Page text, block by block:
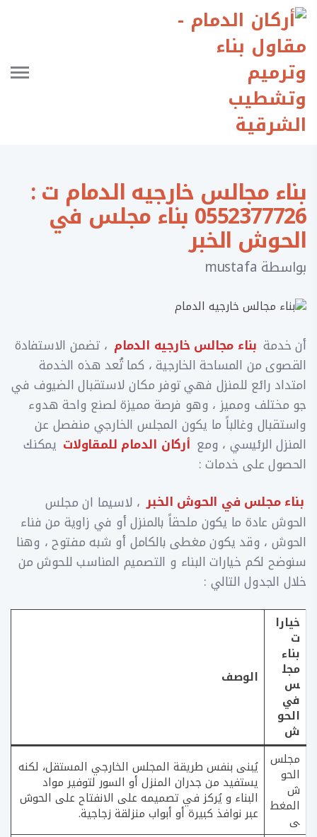
بناء مجالس خارجيه الدمام ت :
0552377726 بناء مجلس في
الحوش الخبر
بواسطة mustafa
أن خدمة بناء مجالس خارجيه الدمام ، تضمن الاستفادة
القصوى من المساحة الخارجية ، كما تُعد هذه الخدمة
امتداد رائع للمنزل فهي توفر مكان لاستقبال الضيوف في
جو مختلف ومميز ، وهو فرصة مميزة لصنع واحة هدوء
واستقبال وغالباً ما يكون المجلس الخارجي منفصل عن
المنزل الرئيسي ، ومع أركان الدمام للمقاولات يمكنك
الحصول على خدمات :
بناء مجلس في الحوش الخبر ، لاسيما ان مجلس
الحوش عادة ما يكون ملحقاً بالمنزل أو في زاوية من فناء
الحوش ، وقد يكون مغطى بالكامل أو شبه مفتوح ، وهنا
سنوضح لكم خيارات البناء و التصميم المناسب للحوش من
خلال الجدول التالي :
خيارا
ت
بناء
مجل
س
في
الحو
ش
الوصف
مجلس
الحو
ش
المغط
ى
​يُبنى بنفس طريقة المجلس الخارجي المستقل، لكنه
يستفيد من جدران المنزل أو السور لتوفير مواد
البناء و يُركز في تصميمه على الانفتاح على الحوش
عبر نوافذ كبيرة أو أبواب منزلقة زجاجية.